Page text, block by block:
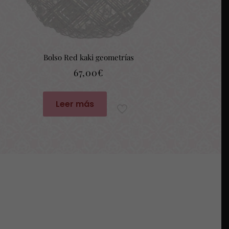
Bolso Red kaki geometrías
67,00€
Leer más